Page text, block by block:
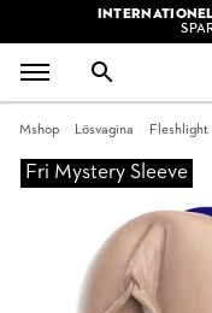
Mshop Lösvagina Fleshlight
Fri Mystery Sleeve